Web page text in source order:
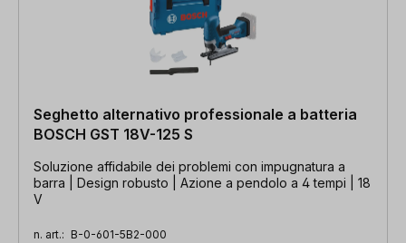
Seghetto alternativo professionale a batteria
BOSCH GST 18V-125 S
Soluzione affidabile dei problemi con impugnatura a
barra | Design robusto | Azione a pendolo a 4 tempi | 18
V
n. art.: B-0-601-5B2-000